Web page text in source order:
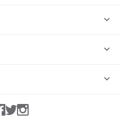
TwitterInstagram